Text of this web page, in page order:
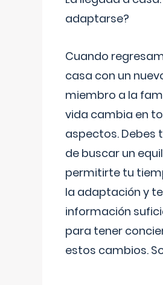
adaptarse?
Cuando
casa con un
miembro a la
vida cambia en
aspectos. Debes
de buscar un
permitirte tu
la adaptación y
información
para tener
estos cambios.